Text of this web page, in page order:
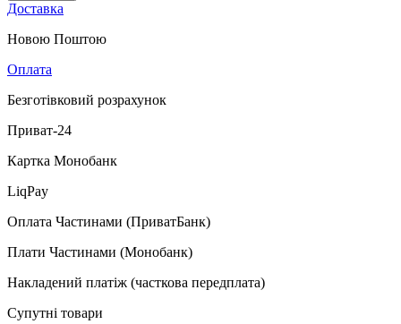
Доставка
Новою Поштою
Оплата
Безготівковий розрахунок
Приват-24
Картка Монобанк
LiqPay
Оплата Частинами (ПриватБанк)
Плати Частинами (Монобанк)
Накладений платіж (часткова передплата)
Супутні товари